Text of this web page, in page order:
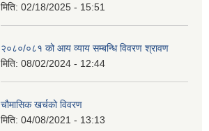
मिति: 02/18/2025 - 15:51
२०८०/०८१ को आय व्याय सम्बन्धि विवरण श्रावण
मिति: 08/02/2024 - 12:44
चौमासिक खर्चको विवरण
मिति: 04/08/2021 - 13:13